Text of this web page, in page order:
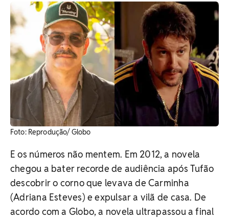
Foto: Reprodução/ Globo
E os números não mentem. Em 2012, a novela
chegou a bater recorde de audiência após Tufão
descobrir o corno que levava de Carminha
(Adriana Esteves) e expulsar a vilã de casa. De
acordo com a Globo, a novela ultrapassou a final